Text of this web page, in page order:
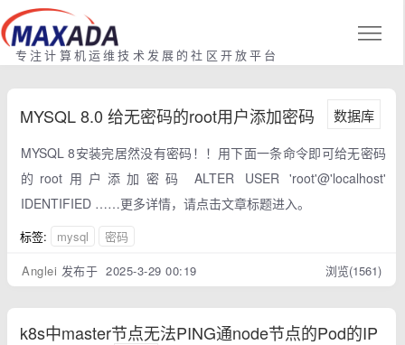
专注计算机运维技术发展的社区开放平台
MYSQL 8.0 给无密码的root用户添加密码 数据库
MYSQL 8安装完居然没有密码！！用下面一条命令即可给无密码
的root用户添加密码 ALTER USER 'root'@'localhost'
IDENTIFIED ……更多详情，请点击文章标题进入。
标签: mysql
密码
Anglei 发布于 2025-3-29 00:19 浏览(1561)
k8s中master节点无法PING通node节点的Pod的IP